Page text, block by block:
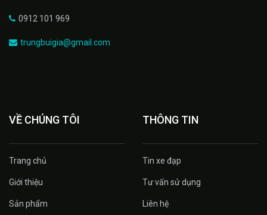
0912 101 969
trungbuigia@gmail.com
VỀ CHÚNG TÔI
Trang chủ
Giới thiệu
Sản phẩm
THÔNG TIN
Tin xe đạp
Tư vấn sử dụng
Liên hệ